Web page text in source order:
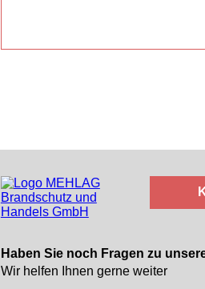
Haben Sie noch Fragen zu
Wir helfen Ihnen gerne weiter